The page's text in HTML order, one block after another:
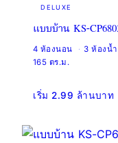
DELUXE
แบบบ้าน KS-
4 ห้องนอน
3 ห้องน้ำ
165 ตร.ม.
เริ่ม 2.99 ล้านบาท